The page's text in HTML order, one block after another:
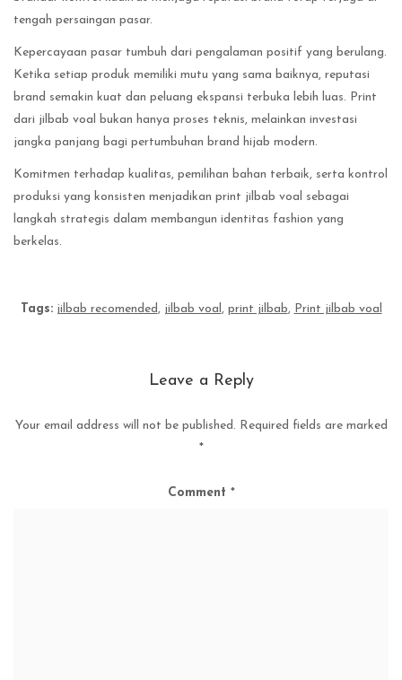
tengah persaingan pasar.
Kepercayaan pasar tumbuh dari pengalaman positif yang berulang.
Ketika setiap produk memiliki mutu yang sama baiknya, reputasi
brand semakin kuat dan peluang ekspansi terbuka lebih luas. Print
dari jilbab voal bukan hanya proses teknis, melainkan investasi
jangka panjang bagi pertumbuhan brand hijab modern.
Komitmen terhadap kualitas, pemilihan bahan terbaik, serta kontrol
produksi yang konsisten menjadikan print jilbab voal sebagai
langkah strategis dalam membangun identitas fashion yang
berkelas.
Tags: jilbab recomended, jilbab voal, print jilbab, Print jilbab voal
Leave a Reply
Your email address will not be published. Required fields are marked
*
Comment *